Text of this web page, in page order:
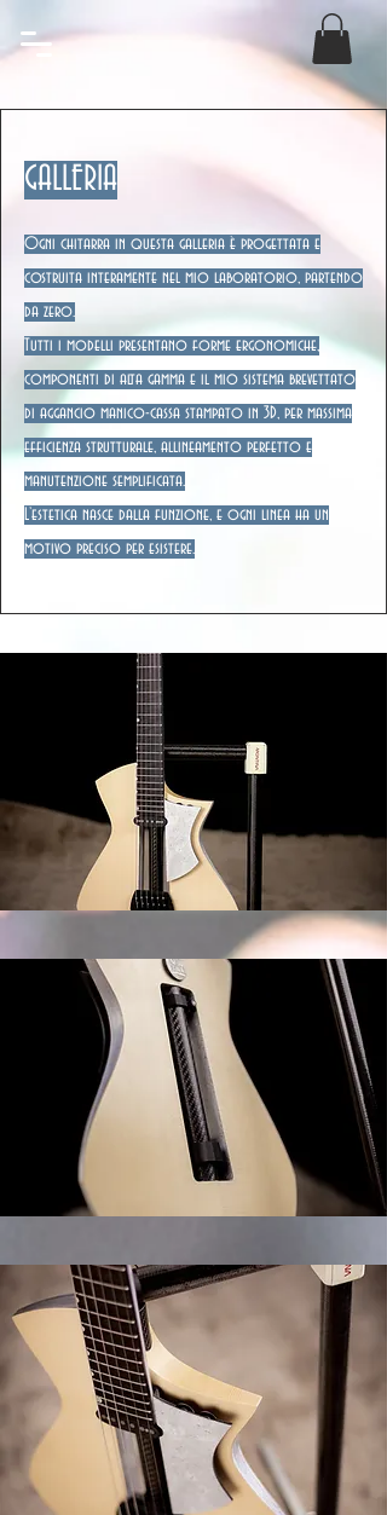
GALLERIA
Ogni chitarra in questa galleria è progettata e
costruita interamente nel mio laboratorio, partendo
da zero.
Tutti i modelli presentano forme ergonomiche,
componenti di alta gamma e il mio sistema brevettato
di aggancio manico-cassa stampato in 3D, per massima
efficienza strutturale, allineamento perfetto e
manutenzione semplificata.
L’estetica nasce dalla funzione, e ogni linea ha un
motivo preciso per esistere.